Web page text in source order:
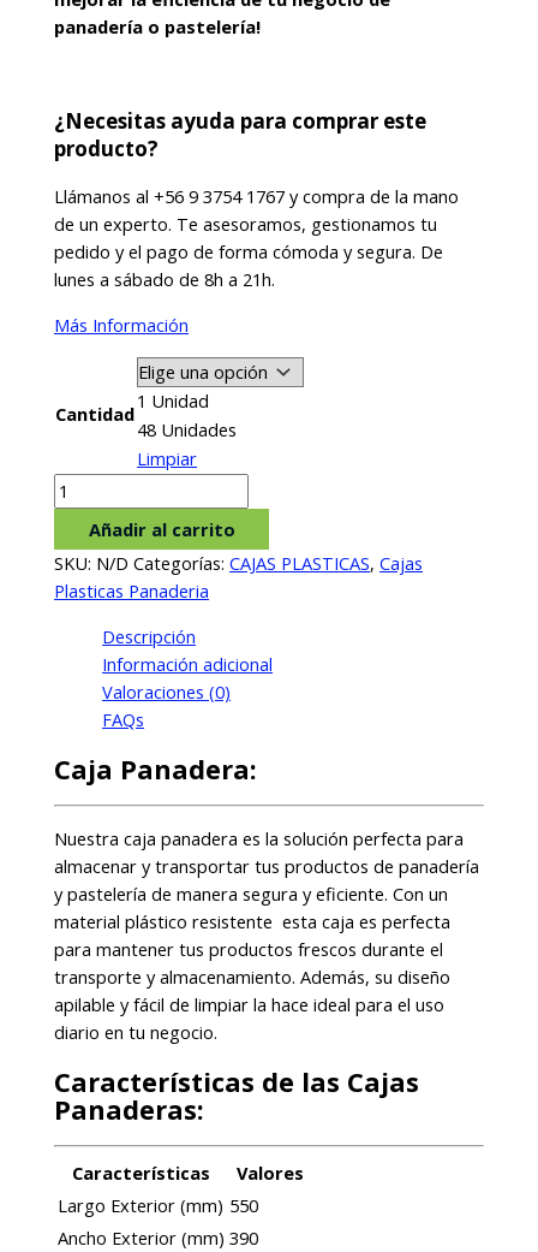
panadería o pastelería!
¿Necesitas ayuda para comprar este
producto?
Llámanos al +56 9 3754 1767 y compra de la mano
de un experto. Te asesoramos, gestionamos tu
pedido y el pago de forma cómoda y segura. De
lunes a sábado de 8h a 21h.
Más Información
Cantidad
1 Unidad
48 Unidades
Limpiar
CAJA
PANADERA
cantidad
Añadir al carrito
SKU: N/D Categorías:CAJAS PLASTICAS,Cajas
Plasticas Panaderia
Descripción
Información adicional
Valoraciones (0)
FAQs
Caja Panadera:
Nuestra caja panadera es la solución perfecta para
almacenar y transportar tus productos de panadería
y pastelería de manera segura y eficiente. Con un
material plástico resistente esta caja es perfecta
para mantener tus productos frescos durante el
transporte y almacenamiento. Además, su diseño
apilable y fácil de limpiar la hace ideal para el uso
diario en tu negocio.
Características de las Cajas
Panaderas:
Características
Valores
Largo Exterior (mm) 550
Ancho Exterior (mm) 390